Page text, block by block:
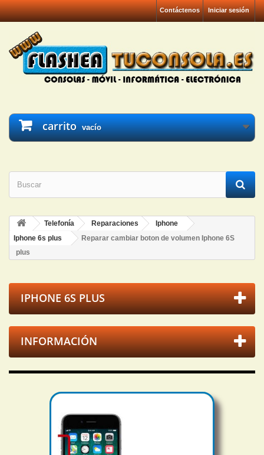
Iniciar sesión
Contáctenos
carrito vacío
Telefonía Reparaciones
Iphone
Iphone 6s plus
Reparar cambiar boton de volumen Iphone 6S
plus
IPHONE 6S PLUS
INFORMACIÓN